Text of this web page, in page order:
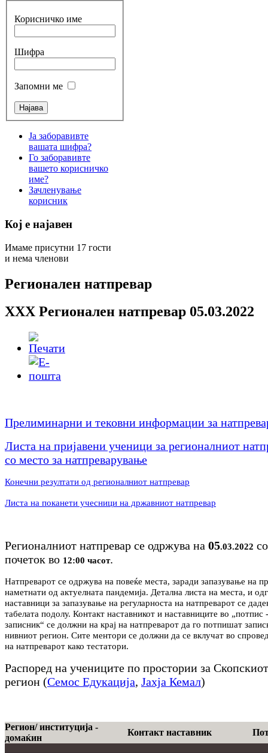
Корисничко име
Шифра
Запомни ме
Ја заборавивте
вашата шифра?
Го заборавивте
вашето корисничко
име?
Зачленување
корисник
Кој е најавен
Имаме присутни 17 гости
и нема членови
Регионален натпревар
XXX Регионален натпревар 05.03.2022
Прелиминарни и тековни информации за
Листа на пријавени ученици за регионалниот
со место за натпреварување
Конечни резултати од регионалниот натпревар
Листа на поканети учесници на државниот натпревар
Регионалниот натпревар се одржува на 05.03.2022 со
почеток во 12:00 часот.
Натпреварот се одржува на повеќе места, заради запазување на
наметнати од актуелната пандемија. Детална листа на места, и
наставници за запазување на регуларноста на натпреварот се
табелата подолу. Контакт наставникот и наставниците во „потпис -
записник“ се должни на крај на натпреварот да го потпишат
нивниот регион. Сите ментори се должни да се вклучат во
на натпреварот како тестатори.
Распоред на учениците по простории за Скопскиот
регион (Семос Едукација, Јахја Кемал)
Регион/ институција -
домаќин
Контакт наставник
selsebil.karaagac@ykc.edu.mk